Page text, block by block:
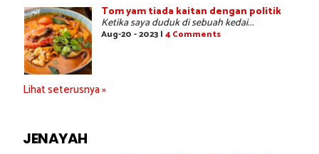
Tom yam tiada kaitan dengan politik
Ketika saya duduk di sebuah kedai...
Aug-20 - 2023 | 4 Comments
Lihat seterusnya »
JENAYAH